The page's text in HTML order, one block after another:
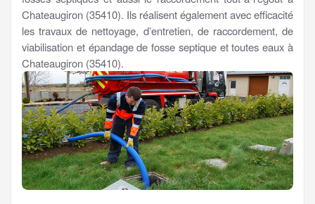
Chateaugiron (35410). Ils réalisent également avec efficacité
les travaux de nettoyage, d’entretien, de raccordement, de
viabilisation et épandage de fosse septique et toutes eaux à
Chateaugiron (35410).